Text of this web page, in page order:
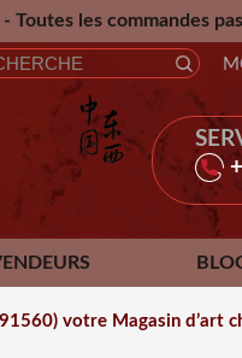
passées pendant
votre Magasin d’art